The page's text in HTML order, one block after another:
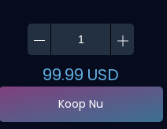
99.99 USD
Koop Nu